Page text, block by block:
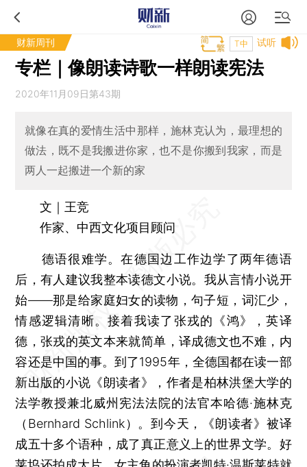
财新周刊 试听
T中
专栏｜像朗读诗歌一样朗读宪法
2020年11月09日第43期
就像在真的爱情生活中那样，施林克认为，最理想的
做法，既不是我搬进你家，也不是你搬到我家，而是
两人一起搬进一个新的家
文｜王竞
作家、中西文化项目顾问
德语很难学。在德国边工作边学了两年德语
后，有人建议我整本读德文小说。我从言情小说开
始——那是给家庭妇女的读物，句子短，词汇少，
情感逻辑清晰。接着我读了张戎的《鸿》，英译
德，张戎的英文本来就简单，译成德文也不难，内
容还是中国的事。到了1995年，全德国都在读一部
新出版的小说《朗读者》，作者是柏林洪堡大学的
法学教授兼北威州宪法法院的法官本哈德·施林克
（Bernhard Schlink）。到今天，《朗读者》被译
成五十多个语种，成了真正意义上的世界文学。好